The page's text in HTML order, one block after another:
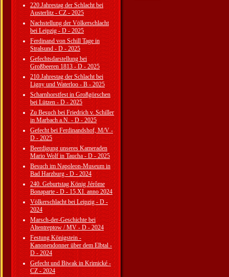
220.Jahrestag der Schlacht bei
Austerlitz - CZ - 2025
Nachstellung der Völkerschlacht
bei Leipzig - D - 2025
Ferdinand von Schill Tage in
Stralsund - D - 2025
Gefechtsdarstellung bei
Großbeeren 1813 - D - 2025
210.Jahrestag der Schlacht bei
Ligny und Waterloo - B - 2025
Scharnhorstfest in Großgörschen
bei Lützen - D - 2025
Zu Besuch bei Friedrich v. Schiller
in Marbach a.N. - D - 2025
Gefecht bei Ferdinandshof, M/V -
D - 2025
Beerdigung unseres Kameraden
Mario Wolf in Taucha - D - 2025
Besuch im Napoleon-Museum in
Bad Harzburg - D - 2024
240. Geburtstag König Jérôme
Bonaparte - D - 15.XI. anno 2024
Völkerschlacht bei Leipzig - D -
2024
Marsch-der-Geschichte bei
Altentreptow / MV - D - 2024
Festung Königstein -
Kanonendonner über dem Elbtal -
D - 2024
Gefecht und Biwak in Krimické -
CZ - 2024